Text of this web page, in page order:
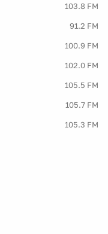
103.8 FM
91.2 FM
100.9 FM
102.0 FM
105.5 FM
105.7 FM
105.3 FM